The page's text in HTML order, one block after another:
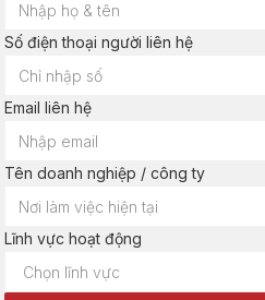
Số điện thoại người liên hệ
Email liên hệ
Tên doanh nghiệp / công ty
Lĩnh vực hoạt động